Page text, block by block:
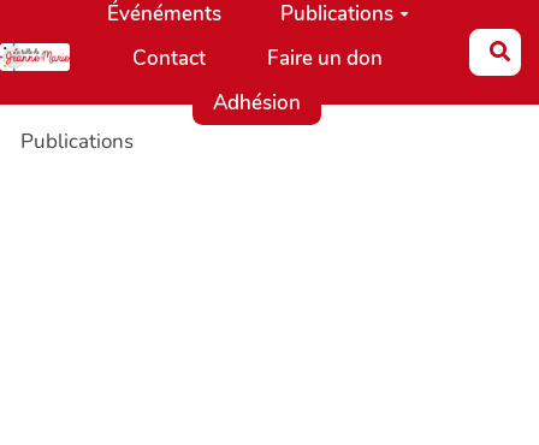
Aller au contenu principal
Événéments
Publications
Contact
Faire un don
Adhésion
Publications